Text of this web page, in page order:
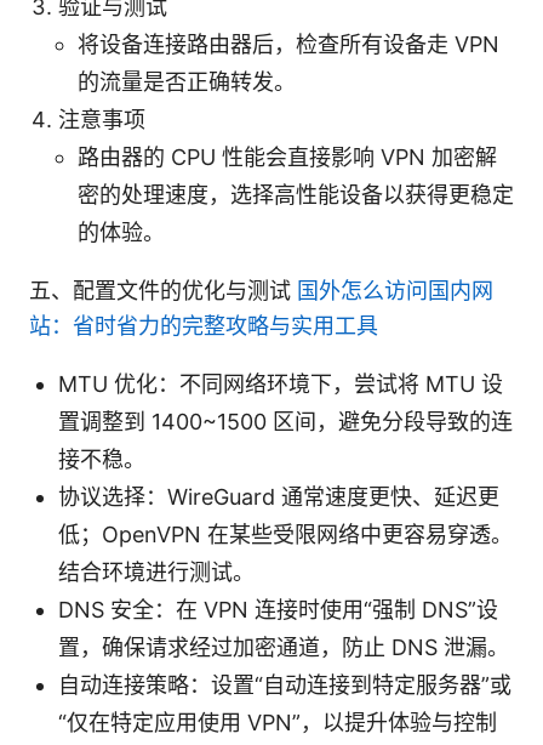
验证与测试
将设备连接路由器后，检查所有设备走 VPN
的流量是否正确转发。
注意事项
路由器的 CPU 性能会直接影响 VPN 加密解
密的处理速度，选择高性能设备以获得更稳定
的体验。
五、配置文件的优化与测试 国外怎么访问国内网
站：省时省力的完整攻略与实用工具
MTU 优化：不同网络环境下，尝试将 MTU 设
置调整到 1400~1500 区间，避免分段导致的连
接不稳。
协议选择：WireGuard 通常速度更快、延迟更
低；OpenVPN 在某些受限网络中更容易穿透。
结合环境进行测试。
DNS 安全：在 VPN 连接时使用“强制 DNS”设
置，确保请求经过加密通道，防止 DNS 泄漏。
自动连接策略：设置“自动连接到特定服务器”或
“仅在特定应用使用 VPN”，以提升体验与控制